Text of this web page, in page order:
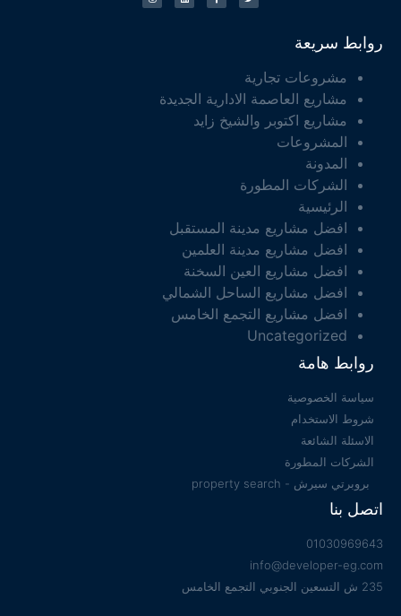
روابط سريعة
مشروعات تجارية
مشاريع العاصمة الادارية الجديدة
مشاريع اكتوبر والشيخ زايد
المشروعات
المدونة
الشركات المطورة
الرئيسية
افضل مشاريع مدينة المستقبل
افضل مشاريع مدينة العلمين
افضل مشاريع العين السخنة
افضل مشاريع الساحل الشمالي
افضل مشاريع التجمع الخامس
Uncategorized
روابط هامة
سياسة الخصوصية
شروط الاستخدام
الاسئلة الشائعة
الشركات المطورة
بروبرتي سيرش - property search
اتصل بنا
01030969643
info@developer-eg.com
235 ش التسعين الجنوبي التجمع الخامس